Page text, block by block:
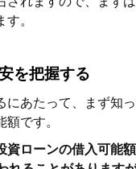
。
を把握する
にあたって、まず知
です。
資ローンの借入可能